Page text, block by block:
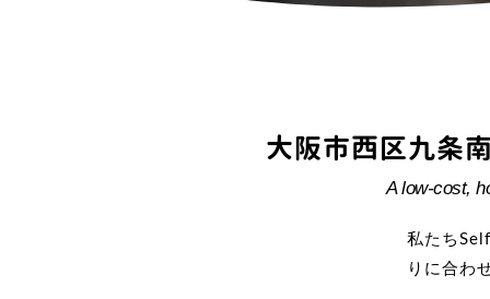
大阪市西区九条
A low-cost,
私たち
りに合わ